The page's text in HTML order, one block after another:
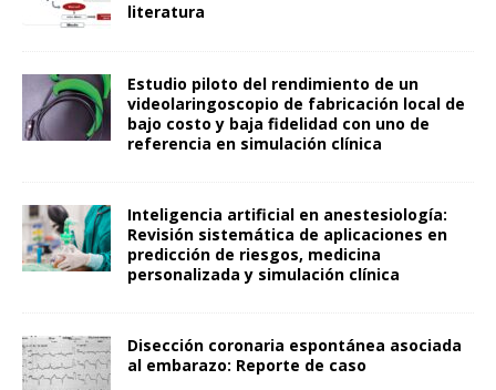
literatura
Estudio piloto del rendimiento de un
videolaringoscopio de fabricación local de
bajo costo y baja fidelidad con uno de
referencia en simulación clínica
Inteligencia artificial en anestesiología:
Revisión sistemática de aplicaciones en
predicción de riesgos, medicina
personalizada y simulación clínica
Disección coronaria espontánea asociada
al embarazo: Reporte de caso